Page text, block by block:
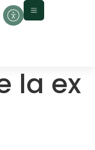
la ex